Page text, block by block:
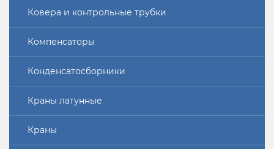
Ковера и контрольные трубки
Компенсаторы
Конденсатосборники
Краны латунные
Краны